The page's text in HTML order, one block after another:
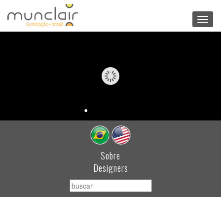
Sobre
Designers